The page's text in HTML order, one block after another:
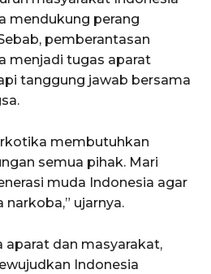
mendukung perang
pemberantasan
menjadi tugas aparat
tanggung jawab bersama
membutuhkan
semua pihak. Mari
muda Indonesia agar
ujarnya.
aparat dan masyarakat,
Indonesia